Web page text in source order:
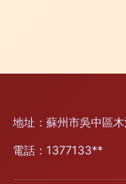
地址：蘇州市吳中區
電話：1377133**